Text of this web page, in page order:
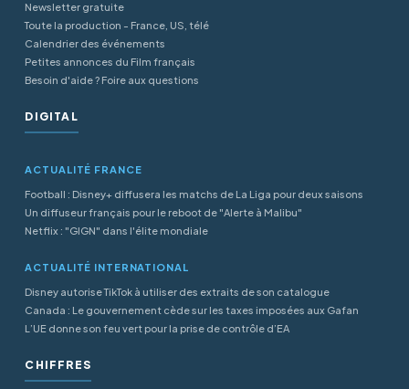
Newsletter gratuite
Toute la production - France, US, télé
Calendrier des événements
Petites annonces du Film français
Besoin d'aide ? Foire aux questions
DIGITAL
ACTUALITÉ FRANCE
Football : Disney+ diffusera les matchs de La Liga pour deux saisons
Un diffuseur français pour le reboot de "Alerte à Malibu"
Netflix : "GIGN" dans l'élite mondiale
ACTUALITÉ INTERNATIONAL
Disney autorise TikTok à utiliser des extraits de son catalogue
Canada : Le gouvernement cède sur les taxes imposées aux Gafan
L’UE donne son feu vert pour la prise de contrôle d’EA
CHIFFRES